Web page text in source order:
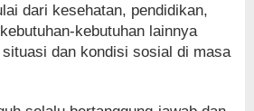
dari kesehatan, pendidikan,
kebutuhan lainnya
dan kondisi sosial di masa